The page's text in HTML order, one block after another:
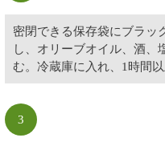
密閉できる保存袋にブラッ
し、オリーブオイル、酒、
む。冷蔵庫に入れ、1時間以
3